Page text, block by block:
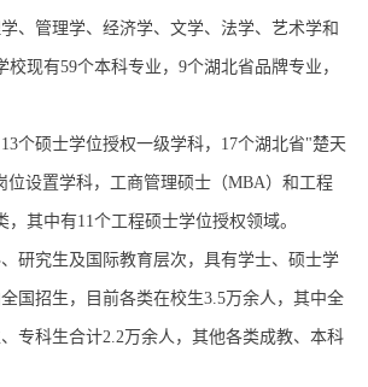
、管理学、经济学、文学、法学、艺术学和
校现有59个本科专业，9个湖北省品牌专业，
个硕士学位授权一级学科，17个湖北省"楚天
位设置学科，工商管理硕士（MBA）和工程
其中有11个工程硕士学位授权领域。
研究生及国际教育层次，具有学士、硕士学
国招生，目前各类在校生3.5万余人，其中全
专科生合计2.2万余人，其他各类成教、本科